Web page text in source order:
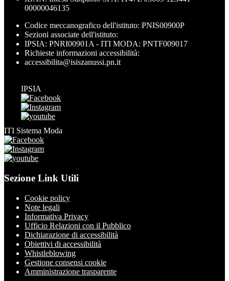
00000046135
Codice meccanografico dell'istituto: PNIS00900P
Sezioni associate dell'istituto:
IPSIA: PNRI00901A - ITI MODA: PNTF009017
Richieste informazioni accessibilità:
accessibilita@isiszanussi.pn.it
IPSIA
ITI Sistema Moda
Sezione Link Utili
Cookie policy
Note legali
Informativa Privacy
Ufficio Relazioni con il Pubblico
Dichiarazione di accessibilità
Obiettivi di accessibilità
Whistleblowing
Gestione consensi cookie
Amministrazione trasparente